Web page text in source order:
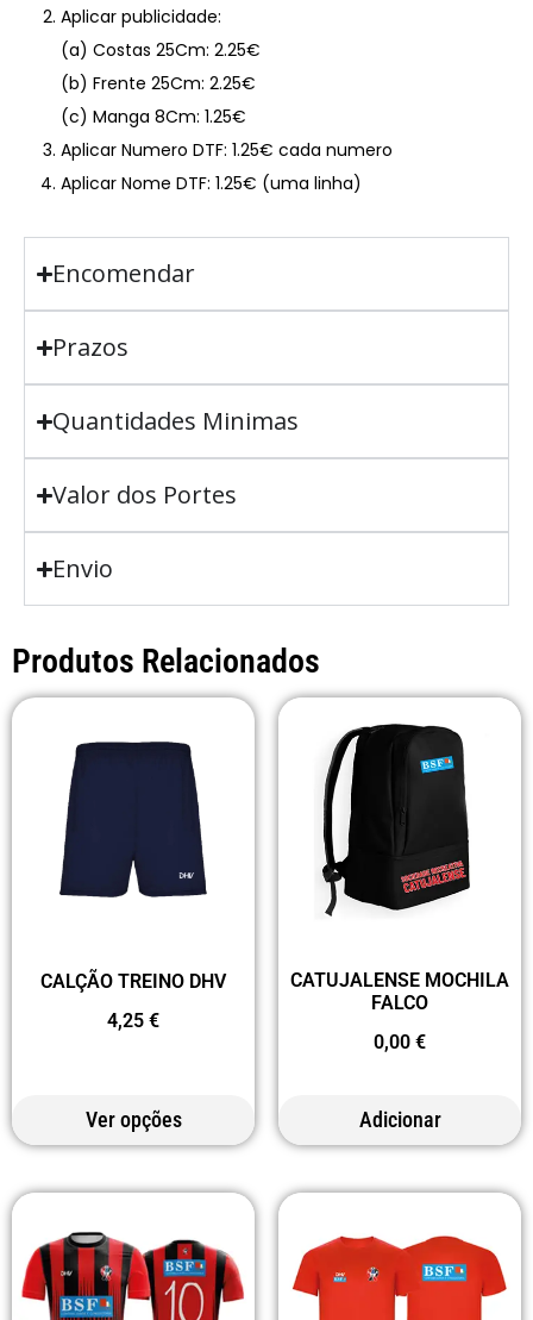
Aplicar publicidade:
(a) Costas 25Cm: 2.25€
(b) Frente 25Cm: 2.25€
(c) Manga 8Cm: 1.25€
Aplicar Numero DTF: 1.25€ cada numero
Aplicar Nome DTF: 1.25€ (uma linha)
Encomendar
Prazos
Quantidades Minimas
Valor dos Portes
Envio
Produtos Relacionados
CALÇÃO TREINO DHV
4,25 €
Ver opções
CATUJALENSE MOCHILA
FALCO
0,00 €
Adicionar